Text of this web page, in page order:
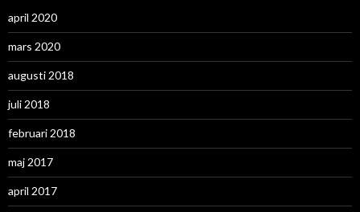
april 2020
mars 2020
augusti 2018
juli 2018
februari 2018
maj 2017
april 2017